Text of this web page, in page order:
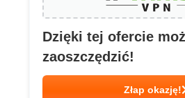
Dzięki tej ofercie
zaoszczędzić!
Złap okazję!